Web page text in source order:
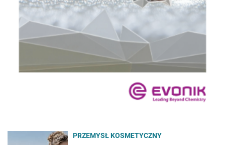
PRZEMYSŁ KOSMETYCZNY